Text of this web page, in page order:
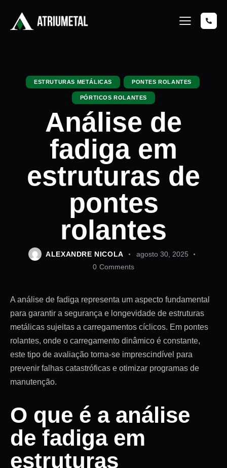
ESTRUTURAS METÁLICAS PONTES ROLANTES
PÓRTICOS ROLANTES
Análise de
fadiga em
estruturas de
pontes
rolantes
ALEXANDRE NICOLA
agosto 30, 2025
0 Comments
A análise de fadiga representa um aspecto fundamental
para garantir a segurança e longevidade de estruturas
metálicas sujeitas a carregamentos cíclicos. Em pontes
rolantes, onde o carregamento dinâmico é constante,
este tipo de avaliação torna-se imprescindível para
prevenir falhas catastróficas e otimizar programas de
manutenção.
O que é a análise
de fadiga em
estruturas